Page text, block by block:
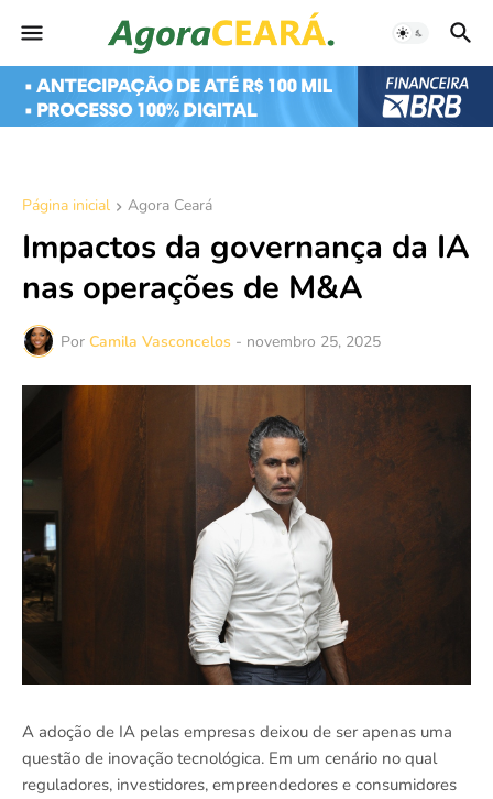
Página inicial Agora Ceará
Impactos da governança da IA
nas operações de M&A
Por Camila Vasconcelos - novembro 25, 2025
A adoção de IA pelas empresas deixou de ser apenas uma
questão de inovação tecnológica. Em um cenário no qual
reguladores, investidores, empreendedores e consumidores